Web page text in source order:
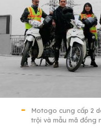
Motogo cung cấp 2
trội và mẫu mã đồng